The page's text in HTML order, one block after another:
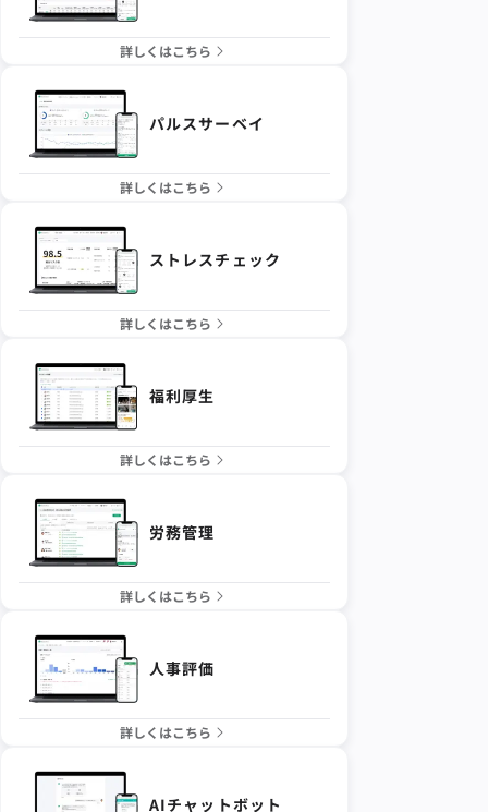
詳しくはこちら
パルスサーベイ
詳しくはこちら
ストレスチェック
詳しくはこちら
福利厚生
詳しくはこちら
労務管理
詳しくはこちら
人事評価
詳しくはこちら
AIチャットボット